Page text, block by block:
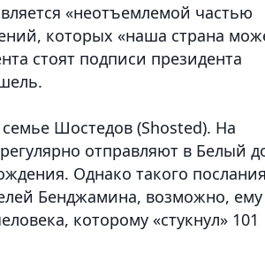
«неотъемлемой частью
которых «наша страна
стоят подписи президента
Шостедов (Shosted). На
отправляют в Белый
Однако такого
Бенджамина, возможно, ему
которому «стукнул» 101